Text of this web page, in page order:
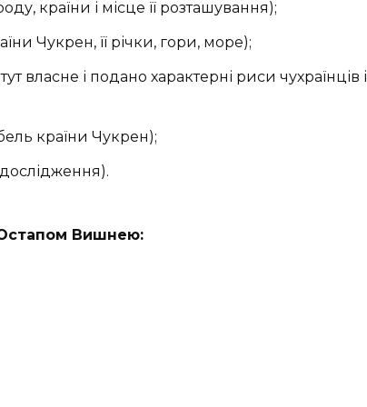
країни і місце її розташування);
Чукрен, її річки, гори, море);
власне і подано характерні риси чухраїнців і
країни Чукрен);
Остапом Вишнею: